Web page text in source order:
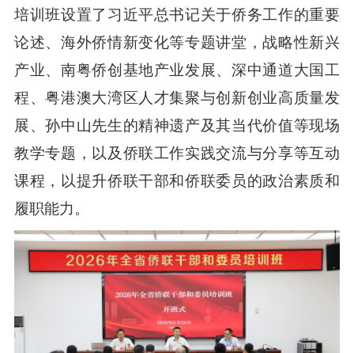
培训班设置了习近平总书记关于侨务工作的重要
论述、海外侨情新变化等专题讲堂，战略性新兴
产业、南粤侨创基地产业发展、深中通道大国工
程、粤港澳大湾区人才集聚与创新创业高质量发
展、孙中山先生的精神遗产及其当代价值等现场
教学专题，以及侨联工作实践交流与分享等互动
课程，以提升侨联干部和侨联委员的政治素质和
履职能力。